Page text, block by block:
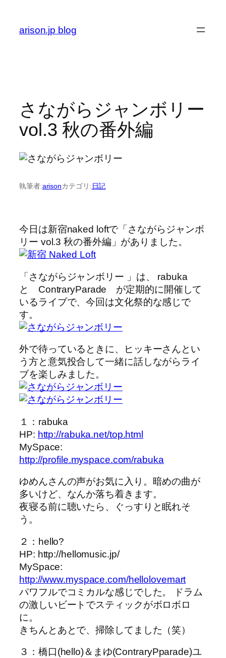
arison.jp blog
さながらジャンボリー
vol.3 秋の番外編
執筆者:arisonカテゴリ:日記
今日は新宿naked loftで「さながらジャンボ
リー vol.3 秋の番外編」がありました。
「さながらジャンボリー 」は、 rabuka
と ContraryParade が定期的に開催して
いるライブで、今回は文化祭的な感じで
す。
外で待っているときに、ヒッキーさんとい
う方と意気投合して一緒に話しながらライ
ブを楽しみました。
１：rabuka
HP: http://rabuka.net/top.html
MySpace:
http://profile.myspace.com/rabuka
ゆめんさんの声がお気に入り。暗めの曲が
多いけど、なんか落ち着きます。
夜寝る前に聴いたら、ぐっすりと眠れそ
う。
２：hello?
HP: http://hellomusic.jp/
MySpace:
http://www.myspace.com/hellolovemart
パワフルでコミカルな感じでした。 ドラム
の激しいビートでスティックがボロボロ
に。
きちんとあとで、掃除してました（笑）
３：橋口(hello)＆まゆ(ContraryPparade)ユ